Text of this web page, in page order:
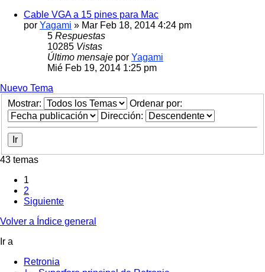
Cable VGA a 15 pines para Mac
por Yagami » Mar Feb 18, 2014 4:24 pm
5 Respuestas
10285 Vistas
Último mensaje por Yagami
Mié Feb 19, 2014 1:25 pm
Nuevo Tema
Mostrar:
Ordenar por:
Dirección:
43 temas
1
2
Siguiente
Volver a Índice general
Ir a
Retronia